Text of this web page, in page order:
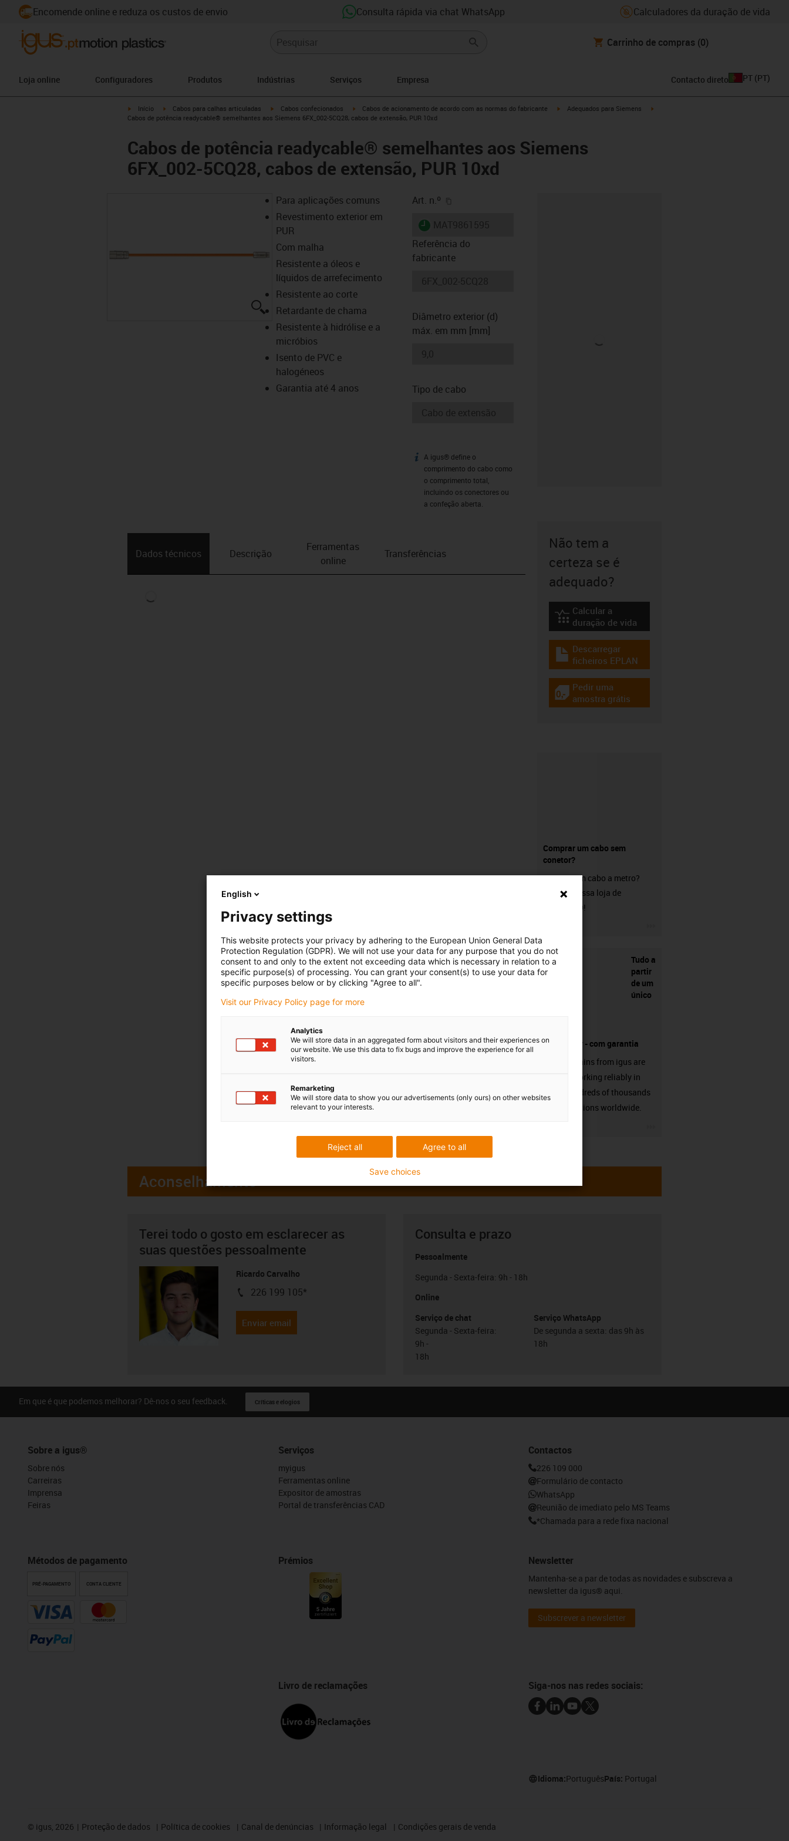
Encomende online e reduza os custos de envio Consulta rápida via chat WhatsApp Calculadores da duração de vida
Carrinho de compras (0)
Loja online Configuradores Produtos Indústrias Serviços Empresa Contacto direto PT (PT)
igus-icon-arrow-right
Início igus-icon-arrow-right
Cabos para calhas articuladas igus-icon-arrow-right
Cabos confecionados igus-icon-arrow-right
Cabos de acionamento de acordo com as normas do fabricante igus-icon-arrow-right
Adequados para Siemens
Cabos de potência readycable® semelhantes aos Siemens 6FX_002-5CQ28, cabos de extensão, PUR 10xd
Cabos de potência readycable® semelhantes aos Siemens
6FX_002-5CQ28, cabos de extensão, PUR 10xd
igus-icon-lupe
Para aplicações comuns
Revestimento exterior em
PUR
Com malha
Resistente a óleos e
líquidos de arrefecimento
Resistente ao corte
Retardante de chama
Resistente à hidrólise e a
micróbios
Isento de PVC e
halogéneos
Garantia até 4 anos
Art. n.º
igus-icon-lieferzeit
Referência do
fabricante
Diâmetro exterior (d)
máx. em mm [mm]
Tipo de cabo
igus-icon-info
A igus® define o
comprimento do cabo como
o comprimento total,
incluindo os conectores ou
a confeção aberta.
Dados técnicos Descrição
Ferramentas
online
Transferências
Não tem a
certeza se é
adequado?
igus-icon-lebensdauerrechner
Calcular a
duração de vida
igus-icon-download-plan
Descarregar
ficheiros EPLAN
igus-icon-gratismuster
Pedir uma
amostra grátis
Comprar um cabo sem
conetor?
Procura um cabo a metro?
Visite a nossa loja de
chainflex®!
Tudo a
partir
de um
único
fornecedor - com garantia
Energy chains from igus are
already working reliably in
many hundreds of thousands
of applications worldwide.
Aconselhamento
Terei todo o gosto em esclarecer as
suas questões pessoalmente
Ricardo Carvalho
igus-icon-phone
226 199 105*
Enviar email
Consulta e prazo
Pessoalmente
Segunda - Sexta-feira: 9h - 18h
Online
Serviço de chat
Segunda - Sexta-feira:
9h -
18h
Serviço WhatsApp
De segunda a sexta: das 9h às
18h
Em que é que podemos melhorar? Dê-nos o seu feedback. Críticas e elogios
Sobre a igus®
Sobre nós
Carreiras
Imprensa
Feiras
Métodos de pagamento
PRÉ-PAGAMENTO CONTA CLIENTE
Serviços
myigus
Ferramentas online
Expositor de amostras
Portal de transferências CAD
Prémios
Livro de reclamações
Contactos
226 109 000
Formulário de contacto
WhatsApp
Reunião de imediato pelo MS Teams
*Chamada para a rede fixa nacional
Newsletter
Mantenha-se a par de todas as novidades e subscreva a
newsletter da igus® aqui.
Subscrever a newsletter
Siga-nos nas redes sociais:
Idioma:PortuguêsPaís: Portugal
© igus, 2026 Proteção de dados Política de cookies Canal de denúncias Informação legal Condições gerais de venda
English
Privacy settings
This website protects your privacy by adhering to the European Union General Data
Protection Regulation (GDPR). We will not use your data for any purpose that you do not
consent to and only to the extent not exceeding data which is necessary in relation to a
specific purpose(s) of processing. You can grant your consent(s) to use your data for
specific purposes below or by clicking "Agree to all".
Visit our Privacy Policy page for more
Analytics
We will store data in an aggregated form about visitors and their experiences on
our website. We use this data to fix bugs and improve the experience for all
visitors.
Remarketing
We will store data to show you our advertisements (only ours) on other websites
relevant to your interests.
Agree to all
Reject all
Save choices